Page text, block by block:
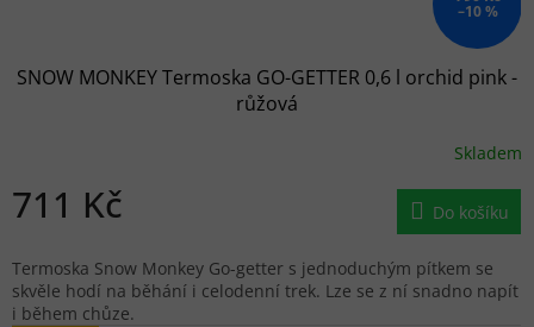
–10 %
SNOW MONKEY Termoska GO-GETTER 0,6 l orchid pink -
růžová
Skladem
711 Kč Do košíku
Termoska Snow Monkey Go-getter s jednoduchým pítkem se
skvěle hodí na běhání i celodenní trek. Lze se z ní snadno napít
i během chůze.